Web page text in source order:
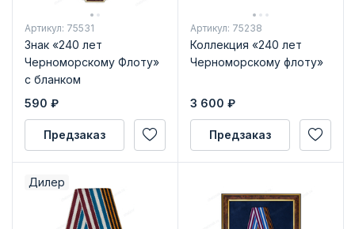
Артикул: 75531
Знак «240 лет
Черноморскому Флоту»
с бланком
удостоверения
590 ₽
Предзаказ
Артикул: 75238
Коллекция «240 лет
Черноморскому флоту»
3 600 ₽
Предзаказ
Дилер